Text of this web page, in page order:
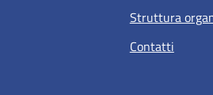
Struttura
Contatti